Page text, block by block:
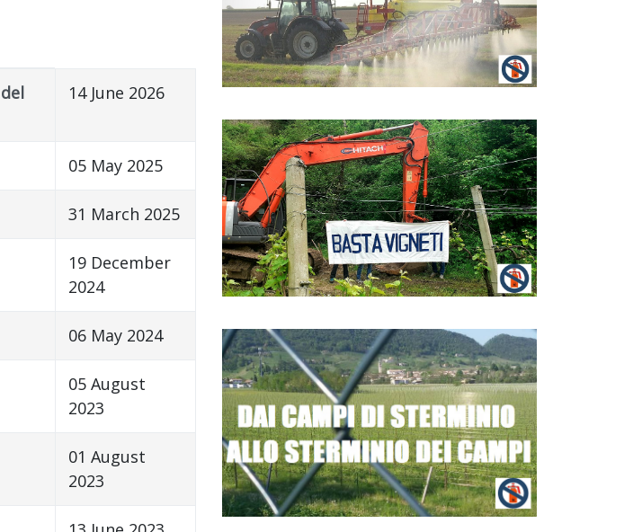
14 June 2026
05 May 2025
31 March 2025
19 December
2024
06 May 2024
05 August
2023
01 August
2023